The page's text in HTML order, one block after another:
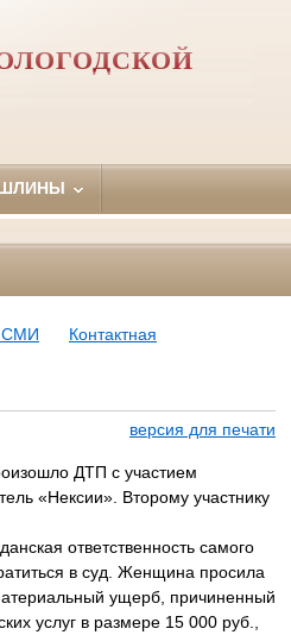
СМИ
Контактная
версия для печати
ДТП с участием
«Нексии». Второму участнику
ответственность самого
в суд. Женщина просила
ущерб, причиненный
услуг в размере 15 000 руб.,